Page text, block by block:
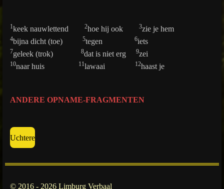
1keek nauwlettend 2hoe hij ook 3zie je hem
4bijna dicht (toe) 5tegen 6iets
7geleek (trok) 8dat is niet erg 9zei
10naar huis 11lawaai 12haast je
ANDERE OPNAME-FRAGMENTEN
Uchtere
© 2016 - 2026 Limburg Verbaal